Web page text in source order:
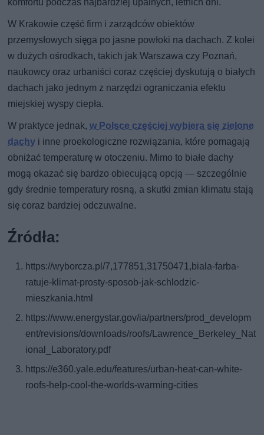
W Krakowie część firm i zarządców obiektów
przemysłowych sięga po jasne powłoki na dachach. Z kolei
w dużych ośrodkach, takich jak Warszawa czy Poznań,
naukowcy oraz urbaniści coraz częściej dyskutują o białych
dachach jako jednym z narzędzi ograniczania efektu
miejskiej wyspy ciepła.
W praktyce jednak,w Polsce częściej wybiera się zielone
dachy i inne proekologiczne rozwiązania, które pomagają
obniżać temperaturę w otoczeniu. Mimo to białe dachy
mogą okazać się bardzo obiecującą opcją — szczególnie
gdy średnie temperatury rosną, a skutki zmian klimatu stają
się coraz bardziej odczuwalne.
Źródła:
https://wyborcza.pl/7,177851,31750471,biala-farba-
ratuje-klimat-prosty-sposob-jak-schlodzic-
mieszkania.html
https://www.energystar.gov/ia/partners/prod_developm
ent/revisions/downloads/roofs/Lawrence_Berkeley_Nat
ional_Laboratory.pdf
https://e360.yale.edu/features/urban-heat-can-white-
roofs-help-cool-the-worlds-warming-cities